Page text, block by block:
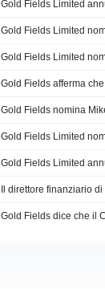
Gold Fields Limited
Gold Fields nomina
Il direttore finanziario